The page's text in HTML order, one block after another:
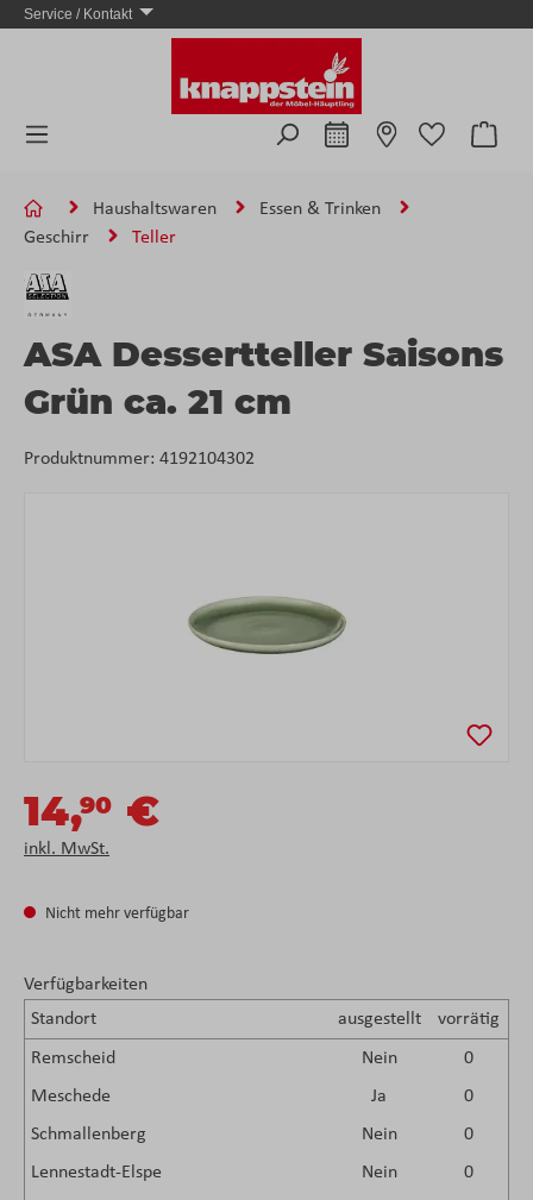
Zum Hauptinhalt springen
Service / Kontakt
Haushaltswaren
Essen & Trinken
Geschirr
Teller
ASA Dessertteller Saisons
Grün ca. 21 cm
Produktnummer: 4192104302
14,90 €
inkl. MwSt.
Nicht mehr verfügbar
Verfügbarkeiten
Standort
ausgestellt vorrätig
Remscheid Nein
0
Meschede
Ja
0
Schmallenberg
Nein
0
Lennestadt-Elspe
Nein
0